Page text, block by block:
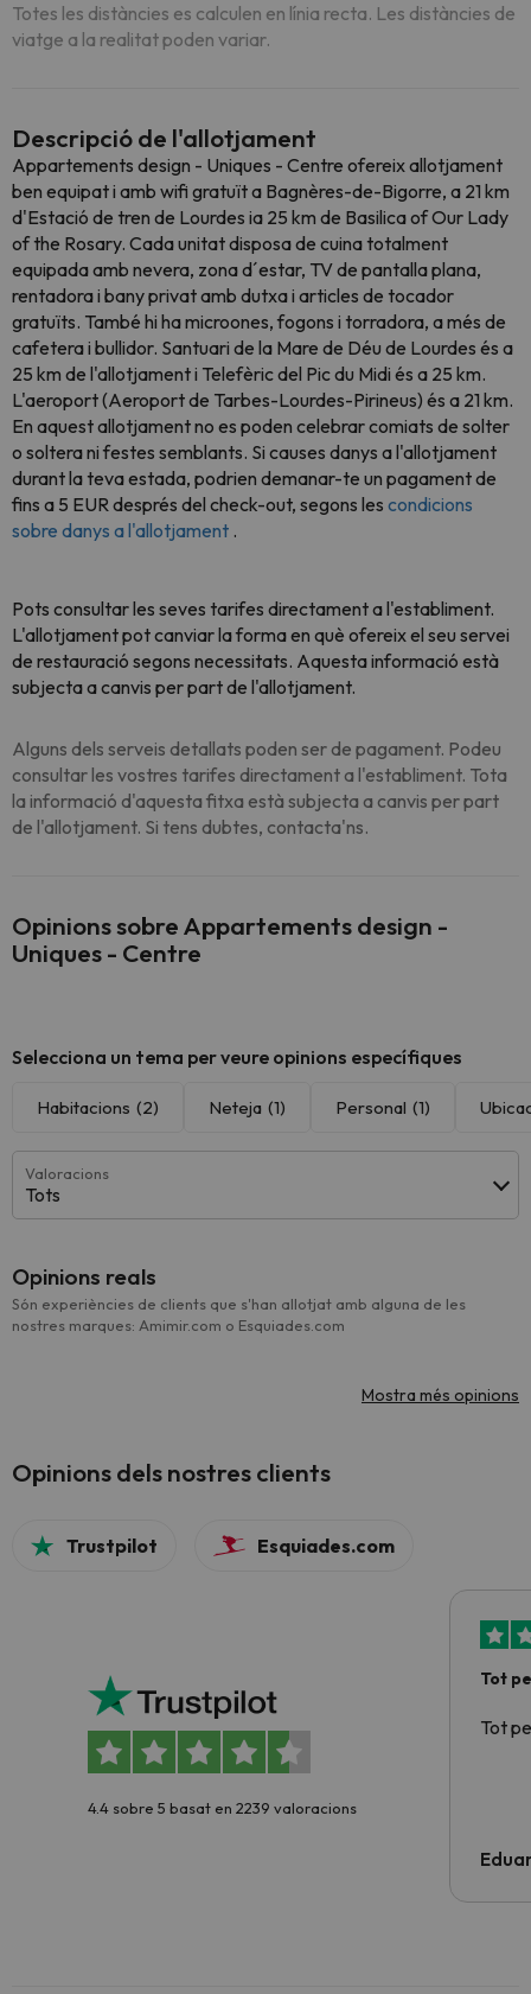
Totes les distàncies es calculen en línia recta. Les distàncies de
viatge a la realitat poden variar.
Descripció de l'allotjament
Appartements design - Uniques - Centre ofereix allotjament
ben equipat i amb wifi gratuït a Bagnères-de-Bigorre, a 21 km
d'Estació de tren de Lourdes ia 25 km de Basilica of Our Lady
of the Rosary. Cada unitat disposa de cuina totalment
equipada amb nevera, zona d´estar, TV de pantalla plana,
rentadora i bany privat amb dutxa i articles de tocador
gratuïts. També hi ha microones, fogons i torradora, a més de
cafetera i bullidor. Santuari de la Mare de Déu de Lourdes és a
25 km de l'allotjament i Telefèric del Pic du Midi és a 25 km.
L'aeroport (Aeroport de Tarbes-Lourdes-Pirineus) és a 21 km.
En aquest allotjament no es poden celebrar comiats de solter
o soltera ni festes semblants. Si causes danys a l'allotjament
durant la teva estada, podrien demanar-te un pagament de
fins a 5 EUR després del check-out, segons les condicions
sobre danys a l'allotjament .
Pots consultar les seves tarifes directament a l'establiment.
L'allotjament pot canviar la forma en què ofereix el seu servei
de restauració segons necessitats. Aquesta informació està
subjecta a canvis per part de l'allotjament.
Alguns dels serveis detallats poden ser de pagament. Podeu
consultar les vostres tarifes directament a l'establiment. Tota
la informació d'aquesta fitxa està subjecta a canvis per part
de l'allotjament. Si tens dubtes, contacta'ns.
Opinions sobre Appartements design -
Uniques - Centre
Selecciona un tema per veure opinions específiques
Habitacions (2) Neteja (1) Personal (1)
Valoracions
Tots
Opinions reals
Són experiències de clients que s'han allotjat amb alguna de les
nostres marques: Amimir.com o Esquiades.com
Mostra més opinions
Opinions dels nostres clients
Trustpilot Esquiades.com
4.4 sobre 5 basat en 2239 valoracions
Tot
Tot